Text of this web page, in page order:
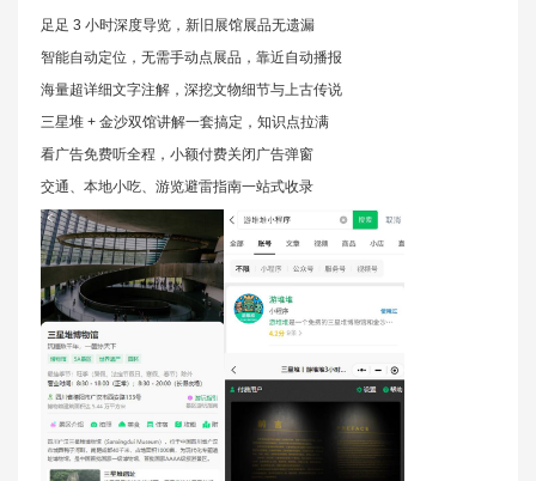
足足 3 小时深度导览，新旧展馆展品无遗漏
智能自动定位，无需手动点展品，靠近自动播报
海量超详细文字注解，深挖文物细节与上古传说
三星堆 + 金沙双馆讲解一套搞定，知识点拉满
看广告免费听全程，小额付费关闭广告弹窗
交通、本地小吃、游览避雷指南一站式收录